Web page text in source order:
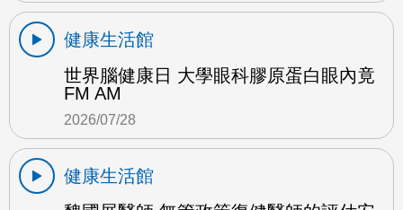
健康生活館
世界腦健康日 大學眼科膠原蛋白眼內竟
FM AM
2026/07/28
健康生活館